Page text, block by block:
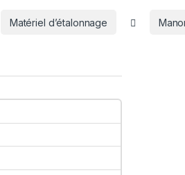
Matériel d’étalonnage